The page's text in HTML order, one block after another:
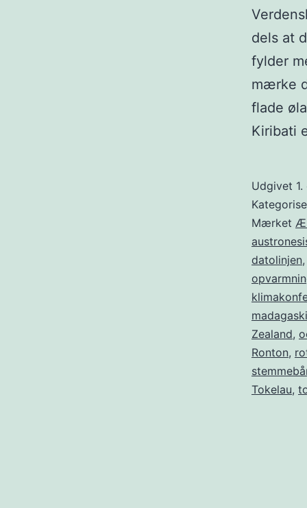
dels at
fylder
mærke
flade
Kiribati
Udgivet
Mærket
datolinjen
Zealand,
Ronton,
Tokelau,